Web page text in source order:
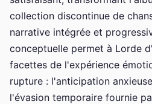
collection discontinue de
narrative intégrée et
conceptuelle permet à Lorde
facettes de l'expérience
rupture : l'anticipation
l'évasion temporaire fournie